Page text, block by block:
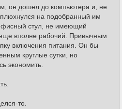
он дошел до компьютера и, не
на подобранный им
стул, не имеющий
вполне рабочий. Привычным
включения питания. Он бы
круглые сутки, но
экономить.
то.